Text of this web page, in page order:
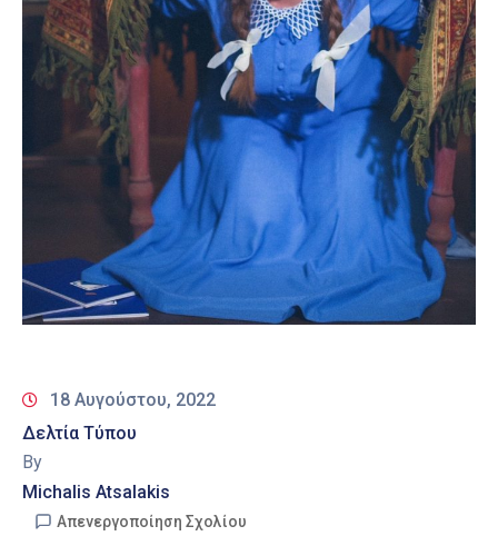
18 Αυγούστου, 2022
Δελτία Τύπου
By
Michalis Atsalakis
Απενεργοποίηση Σχολίου